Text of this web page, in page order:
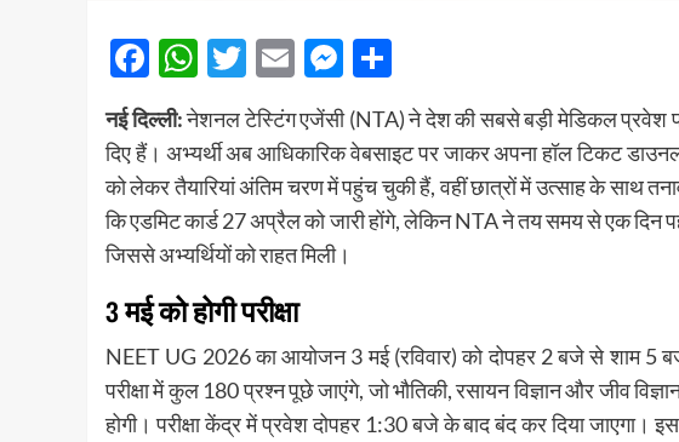
Facebook
WhatsApp
Twitter
EmailMessenger
नई दिल्ली:नेशनल टेस्टिंग एजेंसी(NTA) ने देश की सबसे बड़ी मेडिकल प्रवेश
दिए हैं। अभ्यर्थी अब आधिकारिक वेबसाइट पर जाकर अपना हॉल टिकट
को लेकर तैयारियां अंतिम चरण में पहुंच चुकी हैं, वहीं छात्रों में उत्साह के साथ
कि एडमिट कार्ड 27 अप्रैल को जारी होंगे, लेकिन NTA ने तय समय से एक दिन
जिससे अभ्यर्थियों को राहत मिली।
3 मई को होगी परीक्षा
NEET UG 2026का आयोजन 3 मई (रविवार) को दोपहर 2 बजे से शाम 5
परीक्षा में कुल 180 प्रश्न पूछे जाएंगे, जो भौतिकी, रसायन विज्ञान और जीव
होगी। परीक्षा केंद्र में प्रवेश दोपहर 1:30 बजे के बाद बंद कर दिया जाएगा।